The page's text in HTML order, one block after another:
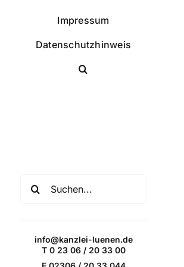
Impressum
Datenschutzhinweis
info@kanzlei-luenen.de
T 0 23 06 / 20 33 00
nach: